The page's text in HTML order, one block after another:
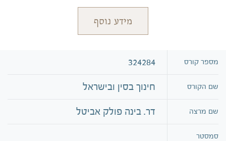
מידע נוסף
מספר קורס 324284
שם הקורס חינוך בסין ובישראל
שם מרצה דר. בינה פולק אביטל
סמסטר